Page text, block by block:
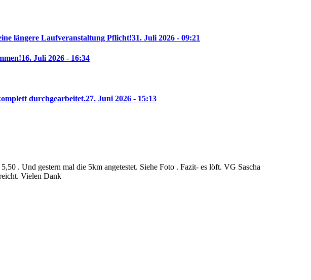
längere Laufveranstaltung Pflicht!31. Juli 2026 - 09:21
16. Juli 2026 - 16:34
durchgearbeitet.27. Juni 2026 - 15:13
. Und gestern mal die 5km angetestet. Siehe Foto . Fazit- es löft. VG Sascha
Vielen Dank